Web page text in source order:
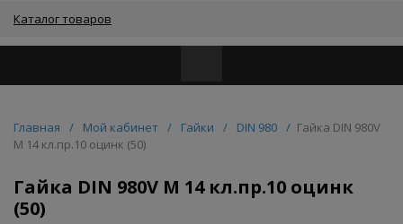
Каталог товаров
Главная / Мой кабинет / Гайки / DIN 980 / Гайка DIN 980V
M 14 кл.пр.10 оцинк (50)
Гайка DIN 980V M 14 кл.пр.10 оцинк
(50)